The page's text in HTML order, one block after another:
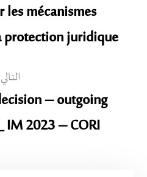
les mécanismes
protection juridique
التالي
– outgoing
IM 2023 – CORI